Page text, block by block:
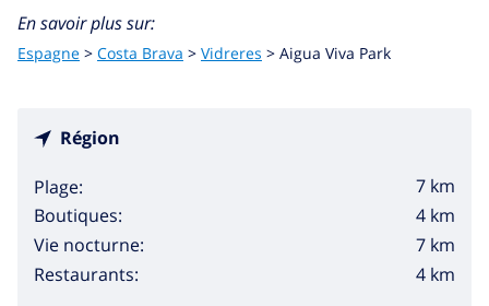
En savoir plus sur:
Espagne > Costa Brava > Vidreres > Aigua Viva Park
Région
Plage:
7 km
Boutiques:
4 km
Vie nocturne:
7 km
Restaurants:
4 km